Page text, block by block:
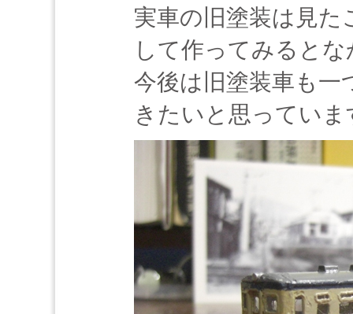
実車の旧塗装は見
して作ってみると
今後は旧塗装車も一
きたいと思っていま